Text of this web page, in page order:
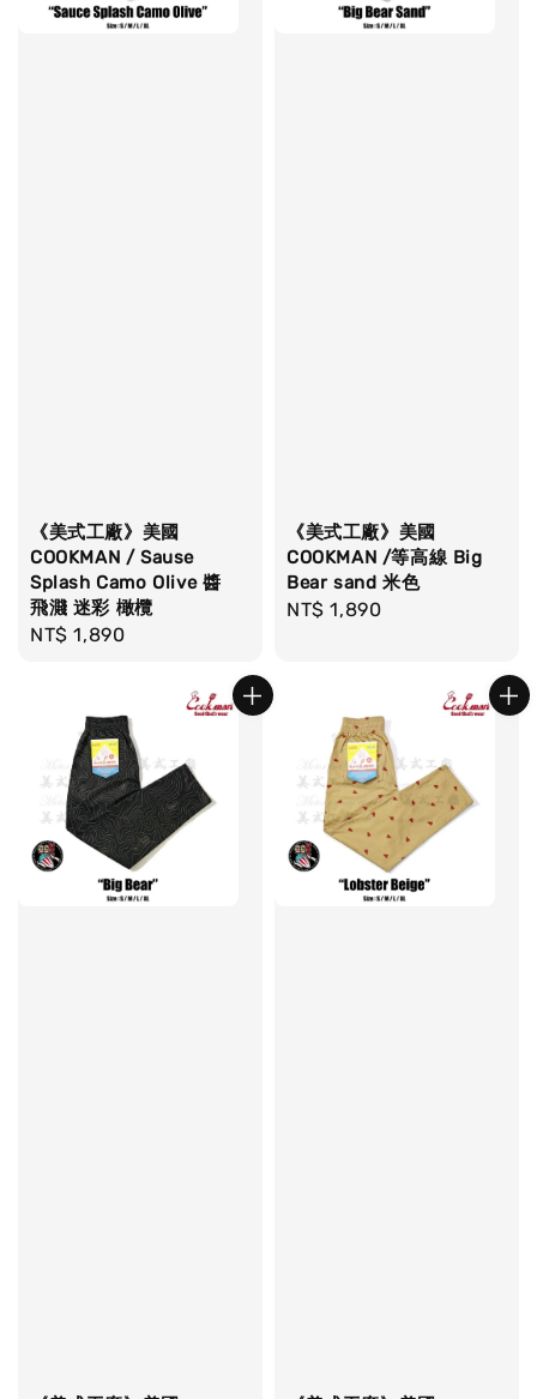
《美式工廠》美國
COOKMAN / Sause
Splash Camo Olive 醬
飛濺 迷彩 橄欖
Regular
NT$ 1,890
《美式工廠》美國
COOKMAN /等高線 Big
Bear sand 米色
Regular
NT$ 1,890